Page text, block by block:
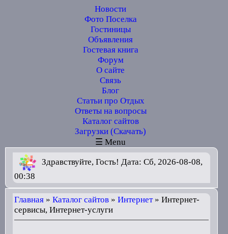
Новости
Фото Поселка
Гостиницы
Объявления
Гостевая книга
Форум
О сайте
Связь
Блог
Статьи про Отдых
Ответы на вопросы
Каталог сайтов
Загрузки (Скачать)
☰ Menu
Здравствуйте, Гость! Дата: Сб, 2026-08-08,
00:38
Главная» Каталог сайтов» Интернет» Интернет-
сервисы, Интернет-услуги